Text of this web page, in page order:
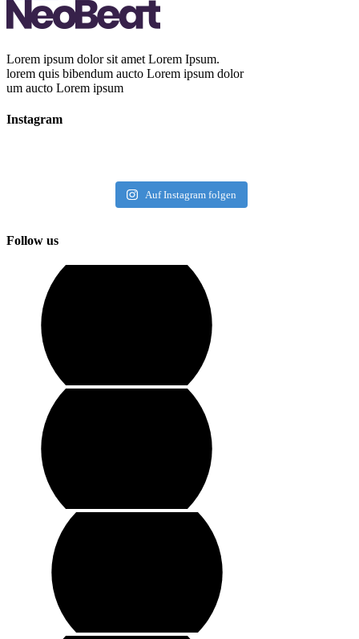
Lorem ipsum dolor sit amet Lorem Ipsum.
lorem quis bibendum aucto Lorem ipsum dolor
um aucto Lorem ipsum
Instagram
Auf Instagram folgen
Follow us